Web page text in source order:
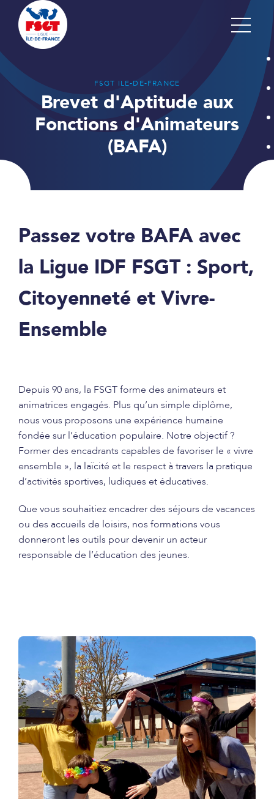
FSGT ILE-DE-FRANCE
Brevet d'Aptitude aux
Fonctions d'Animateurs
(BAFA)
Passez votre BAFA avec
la Ligue IDF FSGT : Sport,
Citoyenneté et Vivre-
Ensemble
Depuis 90 ans, la FSGT forme des animateurs et
animatrices engagés. Plus qu’un simple diplôme,
nous vous proposons une expérience humaine
fondée sur l’éducation populaire. Notre objectif ?
Former des encadrants capables de favoriser le « vivre
ensemble », la laïcité et le respect à travers la pratique
d’activités sportives, ludiques et éducatives.
Que vous souhaitiez encadrer des séjours de vacances
ou des accueils de loisirs, nos formations vous
donneront les outils pour devenir un acteur
responsable de l’éducation des jeunes.